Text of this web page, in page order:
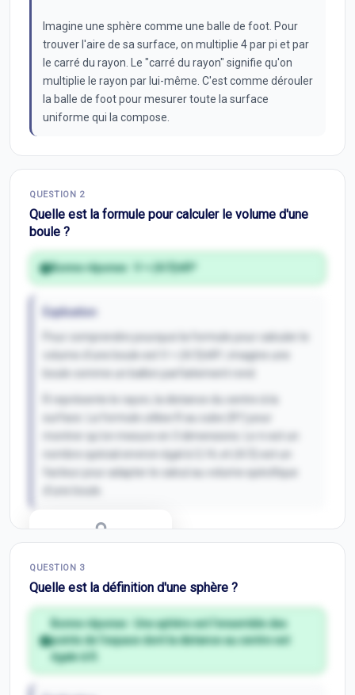
Imagine une sphère comme une balle de foot. Pour
trouver l'aire de sa surface, on multiplie 4 par pi et par
le carré du rayon. Le "carré du rayon" signifie qu'on
multiplie le rayon par lui-même. C'est comme dérouler
la balle de foot pour mesurer toute la surface
uniforme qui la compose.
QUESTION 2
Quelle est la formule pour calculer le volume d'une
boule ?
Bonne réponse : V = (4/3)πR³
Explication
Pour comprendre pourquoi la formule pour calculer le
volume d'une boule est V = (4/3)πR³, imagine une
R représente le rayon, la distance du centre à la
nombre spécial environ égal à 3,14, et (4/3) est un
facteur pour adapter le calcul au volume spécifique
QUESTION 3
Quelle est la définition d'une sphère ?
Bonne réponse :
Une sphère est l'ensemble des
points de l'espace dont la distance au centre est
égale à R.